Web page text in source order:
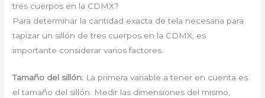
tres cuerpos en la CDMX?
Para determinar la cantidad exacta de tela necesaria para
tapizar un sillón de tres cuerpos en la CDMX, es
importante considerar varios factores.
Tamaño del sillón: La primera variable a tener en cuenta es
el tamaño del sillón. Medir las dimensiones del mismo,